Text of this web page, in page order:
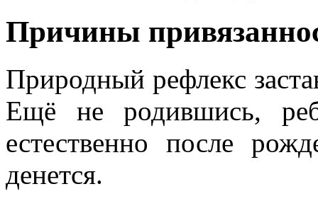
Причины
Природный рефлекс
Ещё не родившись,
естественно после
денется.